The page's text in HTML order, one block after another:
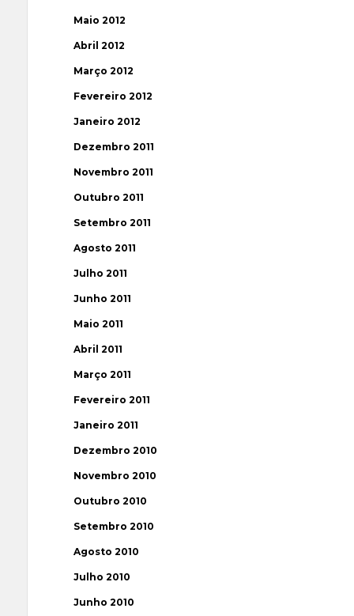
Maio 2012
Abril 2012
Março 2012
Fevereiro 2012
Janeiro 2012
Dezembro 2011
Novembro 2011
Outubro 2011
Setembro 2011
Agosto 2011
Julho 2011
Junho 2011
Maio 2011
Abril 2011
Março 2011
Fevereiro 2011
Janeiro 2011
Dezembro 2010
Novembro 2010
Outubro 2010
Setembro 2010
Agosto 2010
Julho 2010
Junho 2010